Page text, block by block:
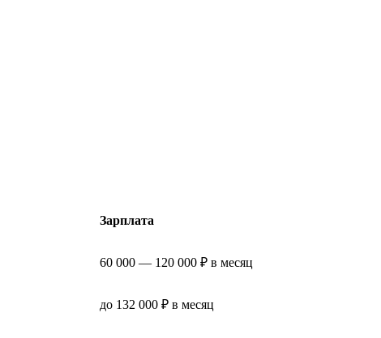
Зарплата
60 000 — 120 000 ₽ в месяц
до 132 000 ₽ в месяц